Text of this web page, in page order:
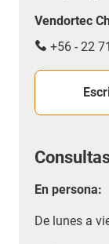
Vendortec
+56 - 22
En persona:
De lunes a